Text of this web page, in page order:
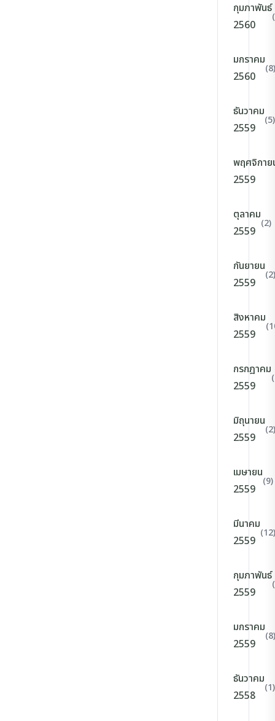
กุมภาพันธ์
2560
มกราคม
2560
(8)
ธันวาคม
2559
(5)
พฤศจิกาย
2559
ตุลาคม
2559
(2)
กันยายน
2559
(2)
สิงหาคม
2559
กรกฎาคม
2559
มิถุนายน
2559
(2)
เมษายน
2559
(9)
มีนาคม
2559
(12)
กุมภาพันธ์
2559
มกราคม
2559
(8)
ธันวาคม
2558
(1)